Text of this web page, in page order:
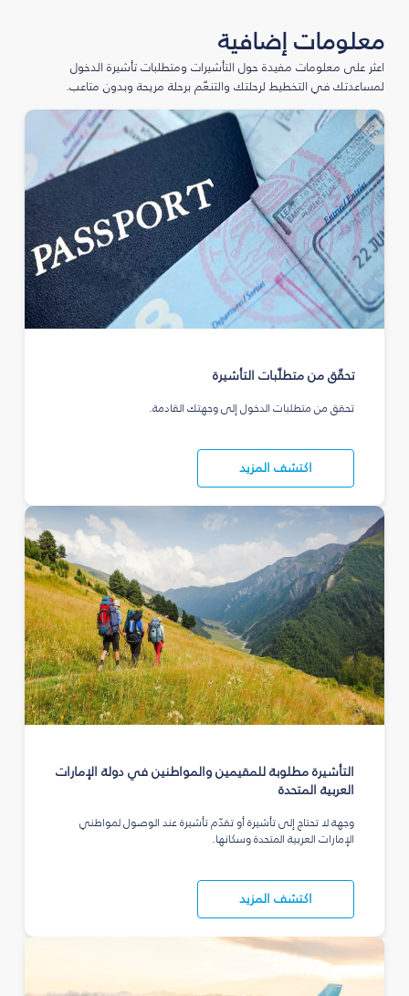
معلومات إضافية
اعثر على معلومات مفيدة حول التأشيرات ومتطلبات تأشيرة الدخول
لمساعدتك في التخطيط لرحلتك والتنعّم برحلة مريحة وبدون متاعب.
تحقّق من متطلّبات التأشيرة
تحقق من متطلبات الدخول إلى وجهتك القادمة.
اكتشف المزيد
التأشيرة مطلوبة للمقيمين والمواطنين في دولة الإمارات
العربية المتحدة
وجهة لا تحتاج إلى تأشيرة أو تقدّم تأشيرة عند الوصول لمواطني
الإمارات العربية المتحدة وسكانها.
اكتشف المزيد